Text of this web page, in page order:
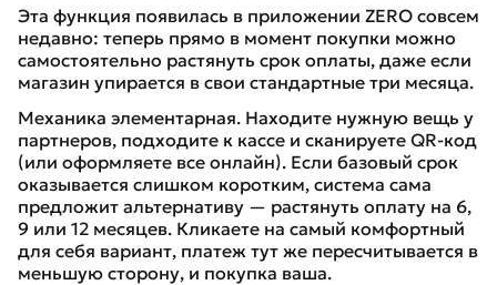
Эта функция появилась в приложении ZERO совсем
недавно: теперь прямо в момент покупки можно
самостоятельно растянуть срок оплаты, даже если
магазин упирается в свои стандартные три месяца.
Механика элементарная. Находите нужную вещь у
партнеров, подходите к кассе и сканируете QR-код
(или оформляете все онлайн). Если базовый срок
оказывается слишком коротким, система сама
предложит альтернативу — растянуть оплату на 6,
9 или 12 месяцев. Кликаете на самый комфортный
для себя вариант, платеж тут же пересчитывается в
меньшую сторону, и покупка ваша.